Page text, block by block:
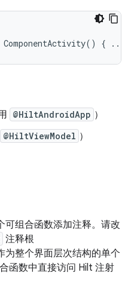
ComponentActivity() { ...
@HiltAndroidApp ）
@HiltViewModel ）
可组合函数添加注释。请改
注释根
为整个界面层次结构的单个
函数中直接访问 Hilt 注射